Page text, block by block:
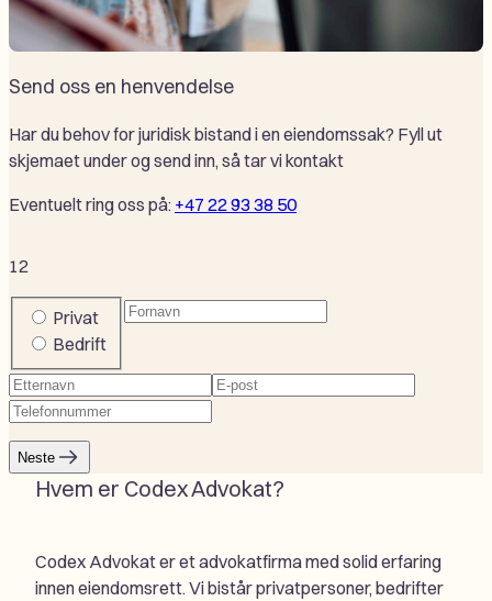
Send oss en henvendelse
Har du behov for juridisk bistand i en eiendomssak? Fyll ut
skjemaet under og send inn, så tar vi kontakt
Eventuelt ring oss på: +47 22 93 38 50
12
Company
or
private
Privat
Bedrift
Fornavn(Påkrevd)
Etternavn
E-
Telefonnummer
Neste
Hvem er Codex Advokat?
Codex Advokat er et advokatfirma med solid erfaring
innen eiendomsrett. Vi bistår privatpersoner, bedrifter